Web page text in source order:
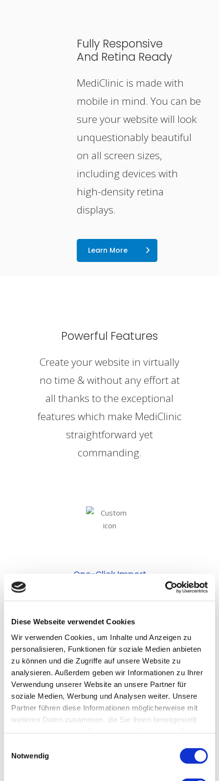
Diese Webseite verwendet Cookies
Wir verwenden Cookies, um Inhalte und Anzeigen zu
personalisieren, Funktionen für soziale Medien anbieten
zu können und die Zugriffe auf unsere Website zu
analysieren. Außerdem geben wir Informationen zu Ihrer
Verwendung unserer Website an unsere Partner für
soziale Medien, Werbung und Analysen weiter. Unsere
Partner führen diese Informationen möglicherweise mit
weiteren Daten zusammen, die Sie ihnen bereitgestellt
Notwendig
Fully Responsive
And Retina Ready
MediClinic is made with
mobile in mind. You can be
sure your website will look
unquestionably beautiful
on all screen sizes,
including devices with
high-density retina
displays.
Learn More
Powerful Features
Create your website in virtually
no time & without any effort at
all thanks to the exceptional
features which make MediClinic
straightforward yet
commanding.
One-Click Import
Fully Responsive